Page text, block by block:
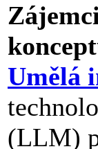
Umělá
(LLM)